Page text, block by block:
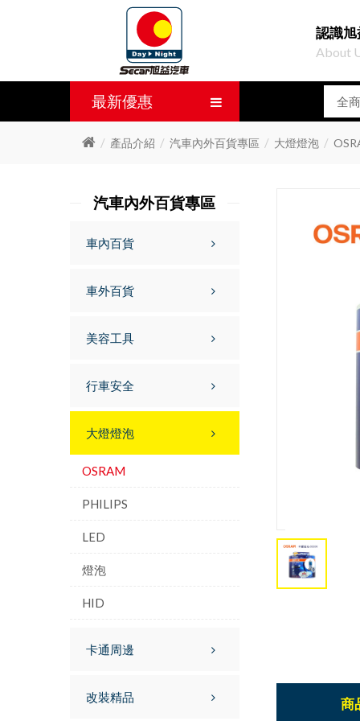
認識旭
About
最新優惠
產品介紹 汽車內外百貨專區 大燈燈泡
商
汽車內外百貨專區
車內百貨
車外百貨
美容工具
行車安全
大燈燈泡
OSRAM
PHILIPS
LED
燈泡
HID
卡通周邊
改裝精品